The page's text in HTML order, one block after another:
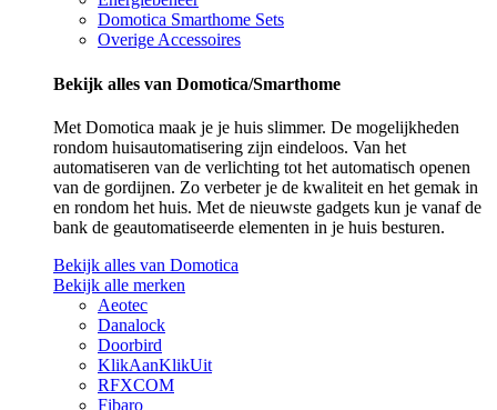
Domotica Smarthome Sets
Overige Accessoires
Bekijk alles van Domotica/Smarthome
Met Domotica maak je je huis slimmer. De mogelijkheden
rondom huisautomatisering zijn eindeloos. Van het
automatiseren van de verlichting tot het automatisch openen
van de gordijnen. Zo verbeter je de kwaliteit en het gemak in
en rondom het huis. Met de nieuwste gadgets kun je vanaf de
bank de geautomatiseerde elementen in je huis besturen.
Bekijk alles van Domotica
Bekijk alle merken
Aeotec
Danalock
Doorbird
KlikAanKlikUit
RFXCOM
Fibaro